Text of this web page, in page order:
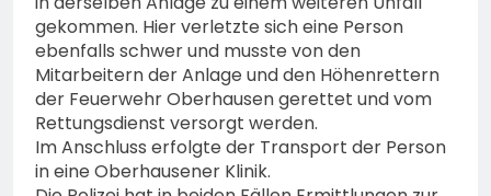
gekommen. Hier verletzte sich eine Person
ebenfalls schwer und musste von den
Mitarbeitern der Anlage und den Höhenrettern
der Feuerwehr Oberhausen gerettet und vom
Rettungsdienst versorgt werden.
Im Anschluss erfolgte der Transport der Person
in eine Oberhausener Klinik.